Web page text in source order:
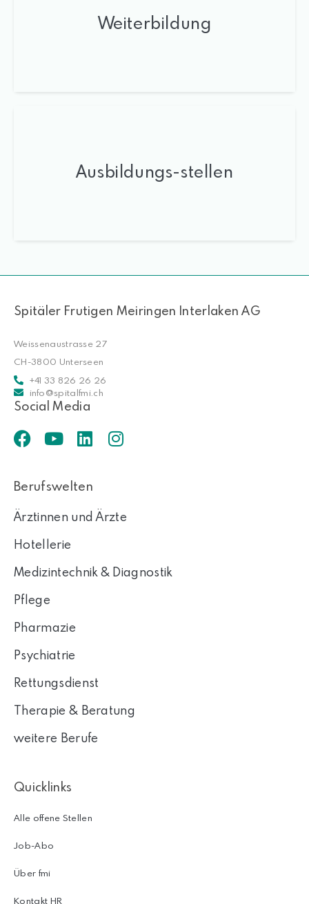
Weiterbildung
Ausbildungs-stellen
Spitäler Frutigen Meiringen Interlaken AG
Weissenaustrasse 27
CH-3800 Unterseen
+41 33 826 26 26
info@spitalfmi.ch
Social Media
Berufswelten
Ärztinnen und Ärzte
Hotellerie
Medizintechnik & Diagnostik
Pflege
Pharmazie
Psychiatrie
Rettungsdienst
Therapie & Beratung
weitere Berufe
Quicklinks
Alle offene Stellen
Job-Abo
Über fmi
Kontakt HR